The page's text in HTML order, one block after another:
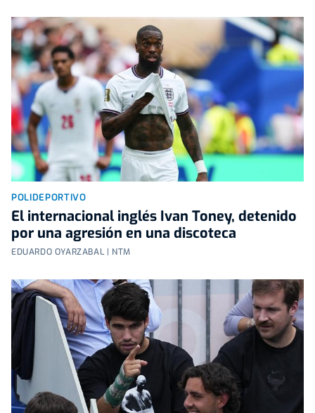
POLIDEPORTIVO
El internacional inglés Ivan Toney, detenido
por una agresión en una discoteca
EDUARDO OYARZABAL | NTM